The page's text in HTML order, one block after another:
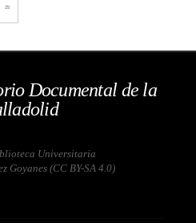
25
Documental de la
Universitaria
Goyanes (CC BY-SA 4.0)